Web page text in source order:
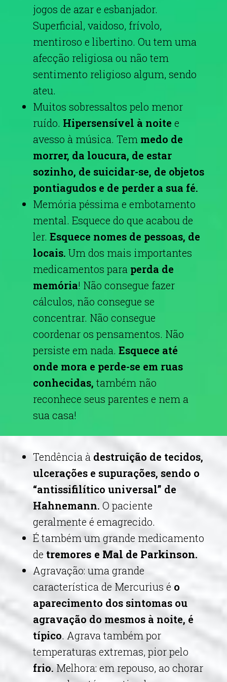
jogos de azar e esbanjador.
Superficial, vaidoso, frívolo,
mentiroso e libertino. Ou tem uma
afecção religiosa ou não tem
sentimento religioso algum, sendo
ateu.
Muitos sobressaltos pelo menor
ruído. Hipersensível à noite e
avesso à música. Tem medo de
morrer, da loucura, de estar
sozinho, de suicidar-se, de objetos
pontiagudos e de perder a sua fé.
Memória péssima e embotamento
mental. Esquece do que acabou de
ler. Esquece nomes de pessoas, de
locais. Um dos mais importantes
medicamentos para perda de
memória! Não consegue fazer
cálculos, não consegue se
concentrar. Não consegue
coordenar os pensamentos. Não
persiste em nada. Esquece até
onde mora e perde-se em ruas
conhecidas, também não
reconhece seus parentes e nem a
sua casa!
Tendência à destruição de tecidos,
ulcerações e supurações, sendo o
“antissifilítico universal” de
Hahnemann. O paciente
geralmente é emagrecido.
É também um grande medicamento
de tremores e Mal de Parkinson.
Agravação: uma grande
característica de Mercurius é o
aparecimento dos sintomas ou
agravação do mesmos à noite, é
típico. Agrava também por
temperaturas extremas, pior pelo
frio.Melhora: em repouso, ao chorar